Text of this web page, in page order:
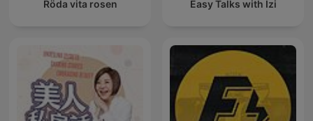
Röda vita rosen Easy Talks with Izi